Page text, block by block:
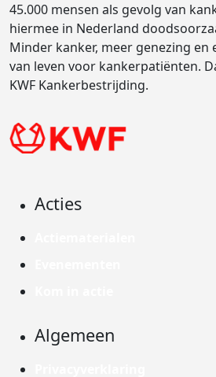
45.000 mensen als gevolg van
hiermee in Nederland
Minder kanker, meer genezing
van leven voor kankerpatiënten.
KWF Kankerbestrijding.
Acties
Algemeen